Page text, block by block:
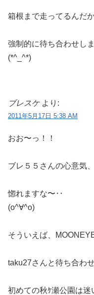
箱根まで走ってるんだ
強制的に待ち合わせし
(*^_^*)
ブレスケ より:
2011年5月17日 5:38 AM
おお〜っ！！
ブレ５５さんの心意気
惚れますな〜‥
(o^∀^o)
そういえば、
taku27さんと待ち合わ
初めての秋ｹ瀬公園は